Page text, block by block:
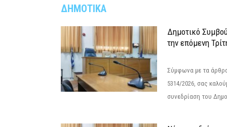
ΔΗΜΟΤΙΚΑ
Δημοτικό
την επόμενη
Σύμφωνα με τα
5314/2026, σας
συνεδρίαση του